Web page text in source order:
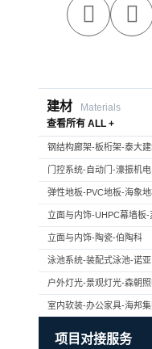
 
建材
Materials
查看所有 ALL +
钢结构廊架-板桁架-泰大
门控系统-自动门-濠振机电
弹性地板-PVC地板-海象地
立面与内饰-UHPC幕墙板-
立面与内饰-陶瓷-伯陶科
泳池系统-装配式泳池-诺亚
户外灯光-景观灯光-森朝照
室内软装-办公家具-海邦集
项目对接服务